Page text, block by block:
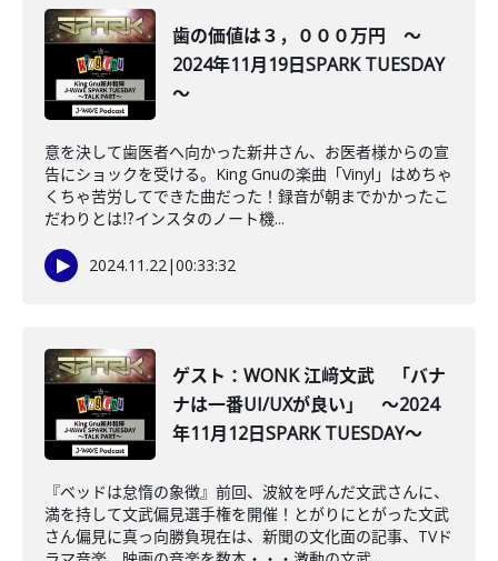
歯の価値は３，０００万円 ～
2024年11月19日SPARK TUESDAY
～
意を決して歯医者へ向かった新井さん、お医者様からの宣
告にショックを受ける。King Gnuの楽曲「Vinyl」はめちゃ
くちゃ苦労してできた曲だった！録音が朝までかかったこ
だわりとは⁉インスタのノート機...
2024.11.22|00:33:32
ゲスト：WONK 江﨑文武 「バナ
ナは一番UI/UXが良い」 ～2024
年11月12日SPARK TUESDAY～
『ベッドは怠惰の象徴』前回、波紋を呼んだ文武さんに、
満を持して文武偏見選手権を開催！とがりにとがった文武
さん偏見に真っ向勝負現在は、新聞の文化面の記事、TVド